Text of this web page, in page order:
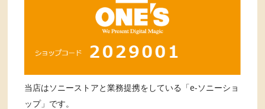
当店はソニーストアと業務提携をしている「e-ソニーショ
ップ」です。